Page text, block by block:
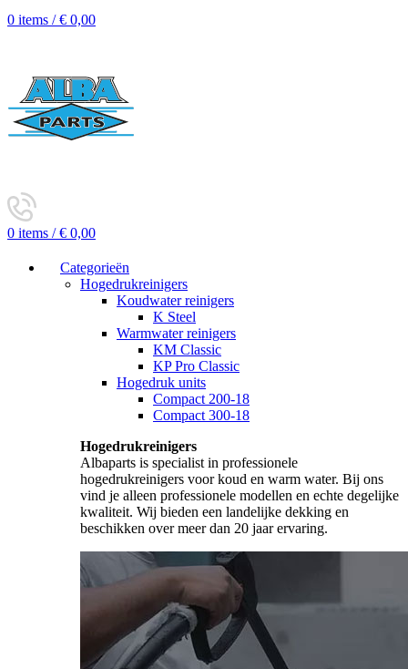
0 items / € 0,00
0 items / € 0,00
Categorieën
Hogedrukreinigers
Koudwater reinigers
K Steel
Warmwater reinigers
KM Classic
KP Pro Classic
Hogedruk units
Compact 200-18
Compact 300-18
Hogedrukreinigers
Albaparts is specialist in professionele
hogedrukreinigers voor koud en warm water. Bij ons
vind je alleen professionele modellen en echte degelijke
kwaliteit. Wij bieden een landelijke dekking en
beschikken over meer dan 20 jaar ervaring.